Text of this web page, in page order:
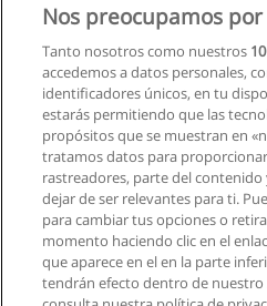
Tecnología en
Academia Naval Almirante
Solicita
Licenciatura en
Universidad Casa Grande
Solicita
Nos preocupamos
Tanto nosotros como nuestros
accedemos a datos personales,
identificadores únicos, en tu
estarás permitiendo que las
propósitos que se muestran en
tratamos datos para
rastreadores, parte del
dejar de ser relevantes para ti.
para cambiar tus opciones o
momento haciendo clic en el
que aparece en el en la parte
tendrán efecto dentro de nuestro